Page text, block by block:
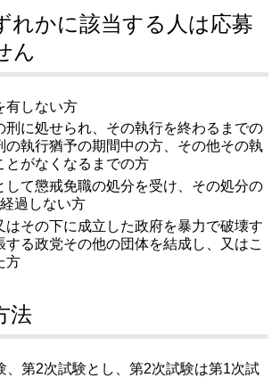
れかに該当する人は応募
ん
有しない方
刑に処せられ、その執行を終わるまでの
の執行猶予の期間中の方、その他その執
とがなくなるまでの方
して懲戒免職の処分を受け、その処分の
過しない方
はその下に成立した政府を暴力で破壊す
する政党その他の団体を結成し、又はこ
方
法
、第2次試験とし、第2次試験は第1次試